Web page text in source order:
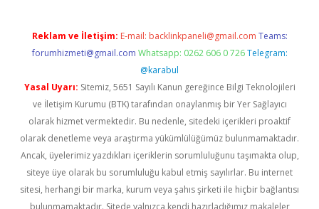
Reklam ve İletişim: E-mail: backlinkpaneli@gmail.com Teams:
forumhizmeti@gmail.com Whatsapp: 0262 606 0 726 Telegram:
@karabul
Yasal Uyarı: Sitemiz, 5651 Sayılı Kanun gereğince Bilgi Teknolojileri
ve İletişim Kurumu (BTK) tarafından onaylanmış bir Yer Sağlayıcı
olarak hizmet vermektedir. Bu nedenle, sitedeki içerikleri proaktif
olarak denetleme veya araştırma yükümlülüğümüz bulunmamaktadır.
Ancak, üyelerimiz yazdıkları içeriklerin sorumluluğunu taşımakta olup,
siteye üye olarak bu sorumluluğu kabul etmiş sayılırlar. Bu internet
sitesi, herhangi bir marka, kurum veya şahıs şirketi ile hiçbir bağlantısı
bulunmamaktadır. Sitede yalnızca kendi hazırladığımız makaleler